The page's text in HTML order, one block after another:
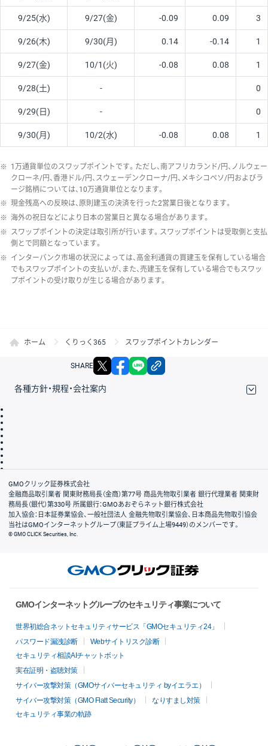
9/25(水) 9/27(金) -0.09 0.09 3
9/26(木) 9/30(月) 0.14 -0.14 1
9/27(金) 10/1(火) -0.08 0.08 1
9/28(土) - 0
9/29(日) - 0
9/30(月) 10/2(水) -0.08 0.08 1
※ 1万通貨単位のスワップポイントです。ただし、南アフリカランド/円、ノルウェー
クローネ/円、香港ドル/円、スウェーデンクローナ/円、メキシコペソ/円およびラ
ージ銘柄については、10万通貨単位となります。
※ 現金残高への反映は、原則建玉の決済を行った2営業日後となります。
※ 海外の祝日などにより日本の営業日と異なる場合があります。
※ スワップポイントの決定は取引所が行います。スワップポイントは受取側と支払
側とで同額となっています。
※ インターバンク市場の状況によっては、高金利通貨の買建玉を保有している場合
でもスワップポイントの支払いが、また、売建玉を保有している場合でもスワッ
プポイントの受け取りが生じる場合があります。
ホーム くりっく365 スワップポイントカレンダー
SHARE X facebook
各種方針・規程・会社案内
会社案内
GMOクリック証券株式会社
金融商品取引業者 関東財務局長（金商）第77号 商品先物取引業者 銀行代理業者 関東財
務局長（銀代）第330号 所属銀行：GMOあおぞらネット銀行株式会社
加入協会：日本証券業協会、一般社団法人 金融先物取引業協会、日本商品先物取引協会
当社はGMOインターネットグループ（東証プライム上場9449）のメンバーです。
© GMO CLICK Securities, Inc.
GMOインターネットグループのセキュリティ事業について
世界初総合ネットセキュリティサービス「GMOセキュリティ24」
パスワード漏洩診断
Webサイトリスク診断
セキュリティ相談AIチャットボット
実在証明・盗聴対策
サイバー攻撃対策（GMOサイバーセキュリティ byイエラエ）
サイバー攻撃対策（GMO Flatt Security）
なりすまし対策
セキュリティ事業の軌跡